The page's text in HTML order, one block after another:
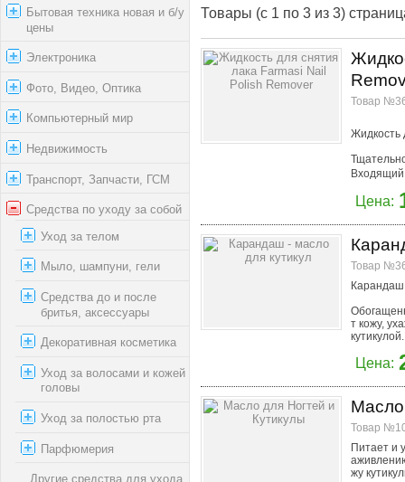
Бытовая техника новая и б/у
цены
Электроника
Фото, Видео, Оптика
Компьютерный мир
Недвижимость
Транспорт, Запчасти, ГСМ
Средства по уходу за собой
Уход за телом
Мыло, шампуни, гели
Средства до и после
бритья, аксессуары
Декоративная косметика
Уход за волосами и кожей
головы
Уход за полостью рта
Парфюмерия
Другие средства для ухода
Товары (с 1 по 3 из 3)
Товар
Жидкость
Входящий
Цена:
Товар
Карандаш
т кожу,
Цена:
Масло
Товар
Питает и
жу